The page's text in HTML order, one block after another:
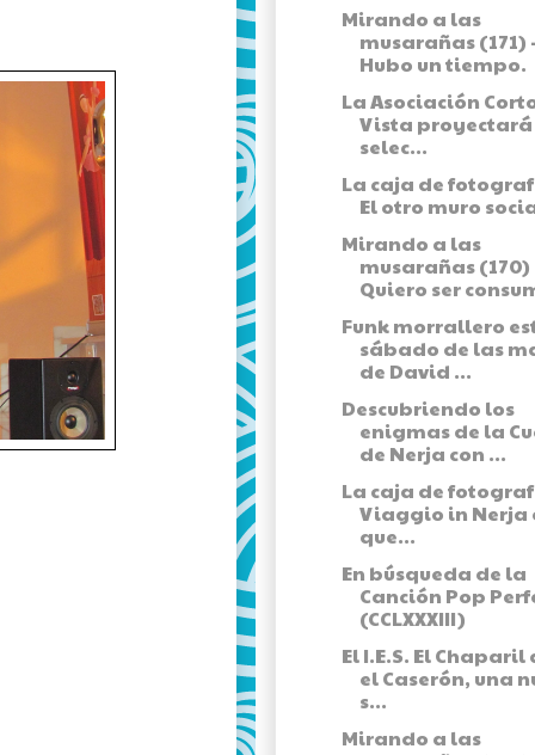
Mirando a las
musarañas (171)
Hubo un tiempo.
La Asociación
Vista
selec...
La caja de
El otro muro
Mirando a las
musarañas (170)
Quiero ser
Funk morrallero
sábado de las
de David ...
Descubriendo los
enigmas de la
de Nerja con ...
La caja de
Viaggio in Nerja
que...
En búsqueda de la
Canción Pop
(CCLXXXIII)
El I.E.S. El
el Caserón, una
s...
Mirando a las